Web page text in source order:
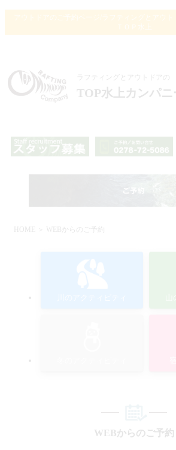
アウトドアのご予約ページ/ラフティングとアウト
ラフティングとアウトドアの
TOP水上カンパニ
HOME ＞ WEBからのご予約
WEBからのご予約